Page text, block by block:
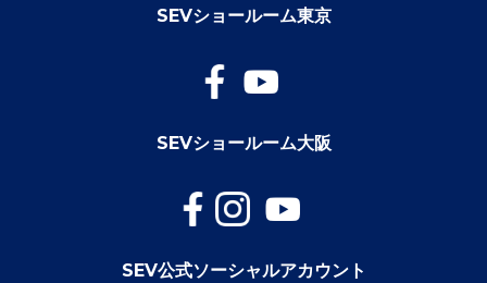
SEVショールーム東京
SEVショールーム大阪
SEV公式ソーシャルアカウント